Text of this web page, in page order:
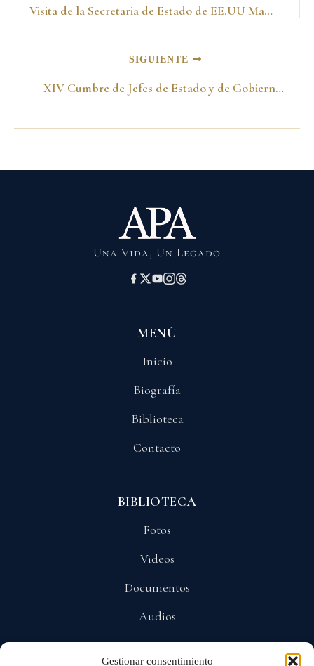
Gestionar consentimiento
Visita de la Secretaria de Estado de EE.UU Madeleine Albright a Cartagena -14 de enero del 2000-
SIGUIENTE
XIV Cumbre de Jefes de Estado y de Gobierno del Grupo de Río -12 al 16 de junio del 2000-
Una Vida, Un Legado
MENÚ
Inicio
Biografía
Biblioteca
Contacto
BIBLIOTECA
Fotos
Videos
Documentos
Audios